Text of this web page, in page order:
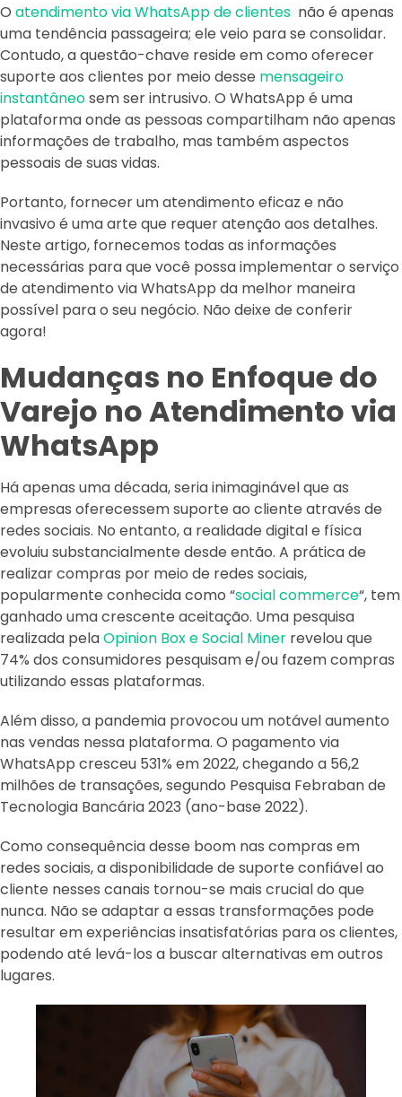
O atendimento via WhatsApp de clientes não é apenas
uma tendência passageira; ele veio para se consolidar.
Contudo, a questão-chave reside em como oferecer
suporte aos clientes por meio desse mensageiro
instantâneosem ser intrusivo. O WhatsApp é uma
plataforma onde as pessoas compartilham não apenas
informações de trabalho, mas também aspectos
pessoais de suas vidas.
Portanto, fornecer um atendimento eficaz e não
invasivo é uma arte que requer atenção aos detalhes.
Neste artigo, fornecemos todas as informações
necessárias para que você possa implementar o serviço
de atendimento via WhatsApp da melhor maneira
possível para o seu negócio. Não deixe de conferir
agora!
Mudanças no Enfoque do
Varejo no Atendimento via
WhatsApp
Há apenas uma década, seria inimaginável que as
empresas oferecessem suporte ao cliente através de
redes sociais. No entanto, a realidade digital e física
evoluiu substancialmente desde então. A prática de
realizar compras por meio de redes sociais,
popularmente conhecida como “social commerce“, tem
ganhado uma crescente aceitação. Uma pesquisa
realizada pelaOpinion Box e Social Miner revelou que
74% dos consumidores pesquisam e/ou fazem compras
utilizando essas plataformas.
Além disso, a pandemia provocou um notável aumento
nas vendas nessa plataforma. O pagamento via
WhatsApp cresceu 531% em 2022, chegando a 56,2
milhões de transações, segundo Pesquisa Febraban de
Tecnologia Bancária 2023 (ano-base 2022).
Como consequência desse boom nas compras em
redes sociais, a disponibilidade de suporte confiável ao
cliente nesses canais tornou-se mais crucial do que
nunca. Não se adaptar a essas transformações pode
resultar em experiências insatisfatórias para os clientes,
podendo até levá-los a buscar alternativas em outros
lugares.